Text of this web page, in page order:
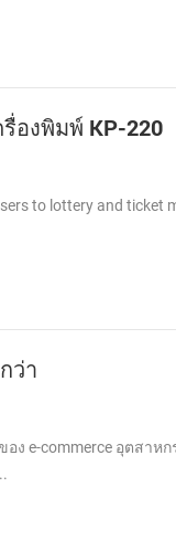
องพิมพ์ KP-220
to lottery and ticket
ว่า
e-commerce อุตสาห